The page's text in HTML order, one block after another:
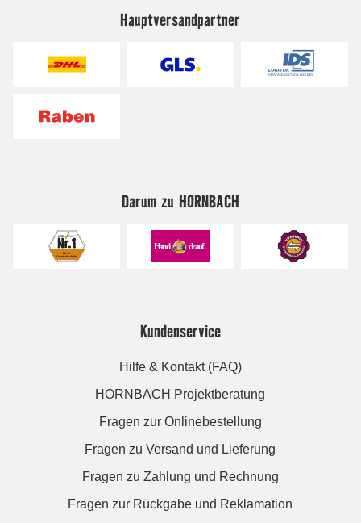
Hauptversandpartner
Darum zu HORNBACH
Kundenservice
Hilfe & Kontakt (FAQ)
HORNBACH Projektberatung
Fragen zur Onlinebestellung
Fragen zu Versand und Lieferung
Fragen zu Zahlung und Rechnung
Fragen zur Rückgabe und Reklamation